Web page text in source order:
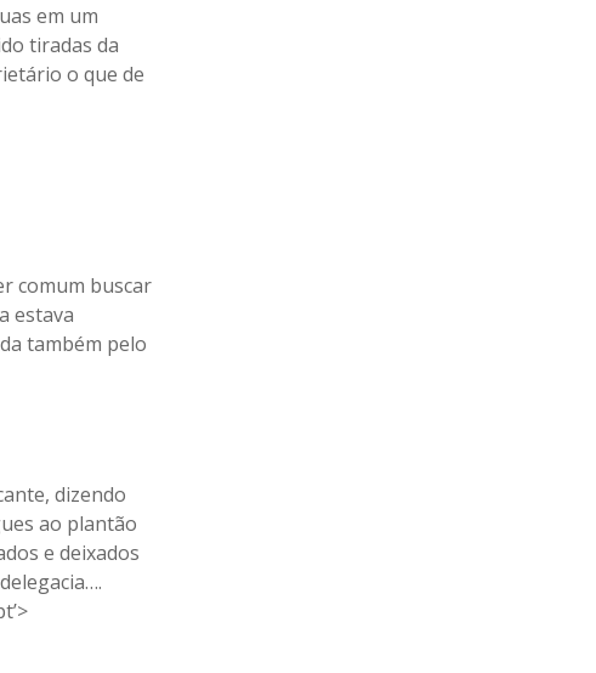
em um
tiradas da
o que de
comum buscar
estava
também pelo
dizendo
ao plantão
e deixados